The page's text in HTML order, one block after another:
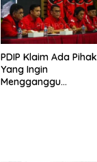
PDIP Klaim Ada Pihak
Yang Ingin
Mengganggu